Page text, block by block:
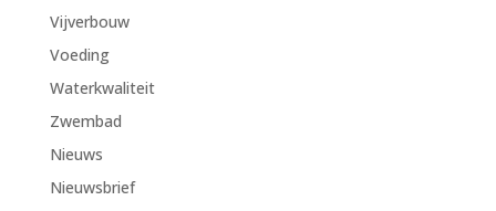
Vijverbouw
Voeding
Waterkwaliteit
Zwembad
Nieuws
Nieuwsbrief